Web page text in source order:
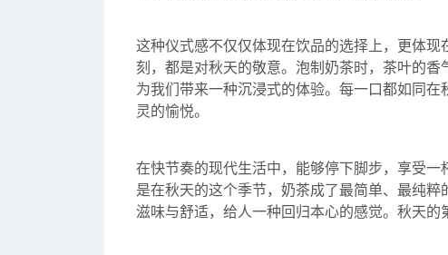
这种仪式感不仅仅体现在饮品的选择上，更体
刻，都是对秋天的敬意。泡制奶茶时，茶叶的
为我们带来一种沉浸式的体验。每一口都如同
灵的愉悦。
在快节奏的现代生活中，能够停下脚步，享受
是在秋天的这个季节，奶茶成了最简单、最纯
滋味与舒适，给人一种回归本心的感觉。秋天的